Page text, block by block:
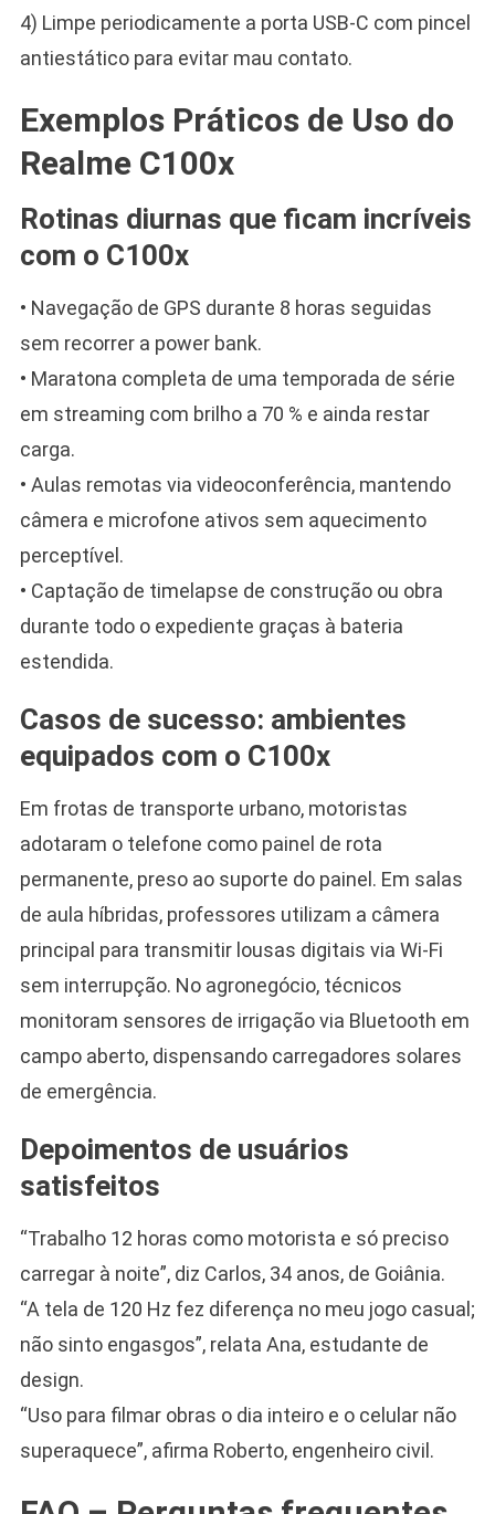
4) Limpe periodicamente a porta USB-C com pincel
antiestático para evitar mau contato.
Exemplos Práticos de Uso do
Realme C100x
Rotinas diurnas que ficam incríveis
com o C100x
• Navegação de GPS durante 8 horas seguidas
sem recorrer a power bank.
• Maratona completa de uma temporada de série
em streaming com brilho a 70 % e ainda restar
carga.
• Aulas remotas via videoconferência, mantendo
câmera e microfone ativos sem aquecimento
perceptível.
• Captação de timelapse de construção ou obra
durante todo o expediente graças à bateria
estendida.
Casos de sucesso: ambientes
equipados com o C100x
Em frotas de transporte urbano, motoristas
adotaram o telefone como painel de rota
permanente, preso ao suporte do painel. Em salas
de aula híbridas, professores utilizam a câmera
principal para transmitir lousas digitais via Wi-Fi
sem interrupção. No agronegócio, técnicos
monitoram sensores de irrigação via Bluetooth em
campo aberto, dispensando carregadores solares
de emergência.
Depoimentos de usuários
satisfeitos
“Trabalho 12 horas como motorista e só preciso
carregar à noite”, diz Carlos, 34 anos, de Goiânia.
“A tela de 120 Hz fez diferença no meu jogo casual;
não sinto engasgos”, relata Ana, estudante de
design.
“Uso para filmar obras o dia inteiro e o celular não
superaquece”, afirma Roberto, engenheiro civil.